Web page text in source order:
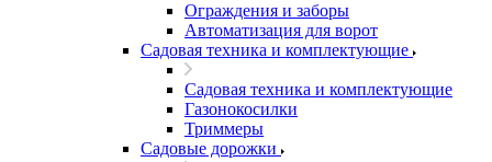
Ограждения и заборы
Автоматизация для ворот
Садовая техника и комплектующие
Садовая техника и комплектующие
Газонокосилки
Триммеры
Садовые дорожки